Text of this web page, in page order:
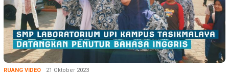
RUANG VIDEO 21 Oktober 2023